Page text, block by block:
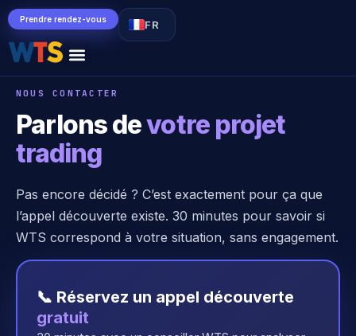
Prendre rendez-vous FR
NOUS CONTACTER
Parlons devotre projet
trading
Pas encore décidé ? C’est exactement pour ça que
l’appel découverte existe. 30 minutes pour savoir si
WTS correspond à votre situation, sans engagement.
📞 Réservez un appel découverte
gratuit